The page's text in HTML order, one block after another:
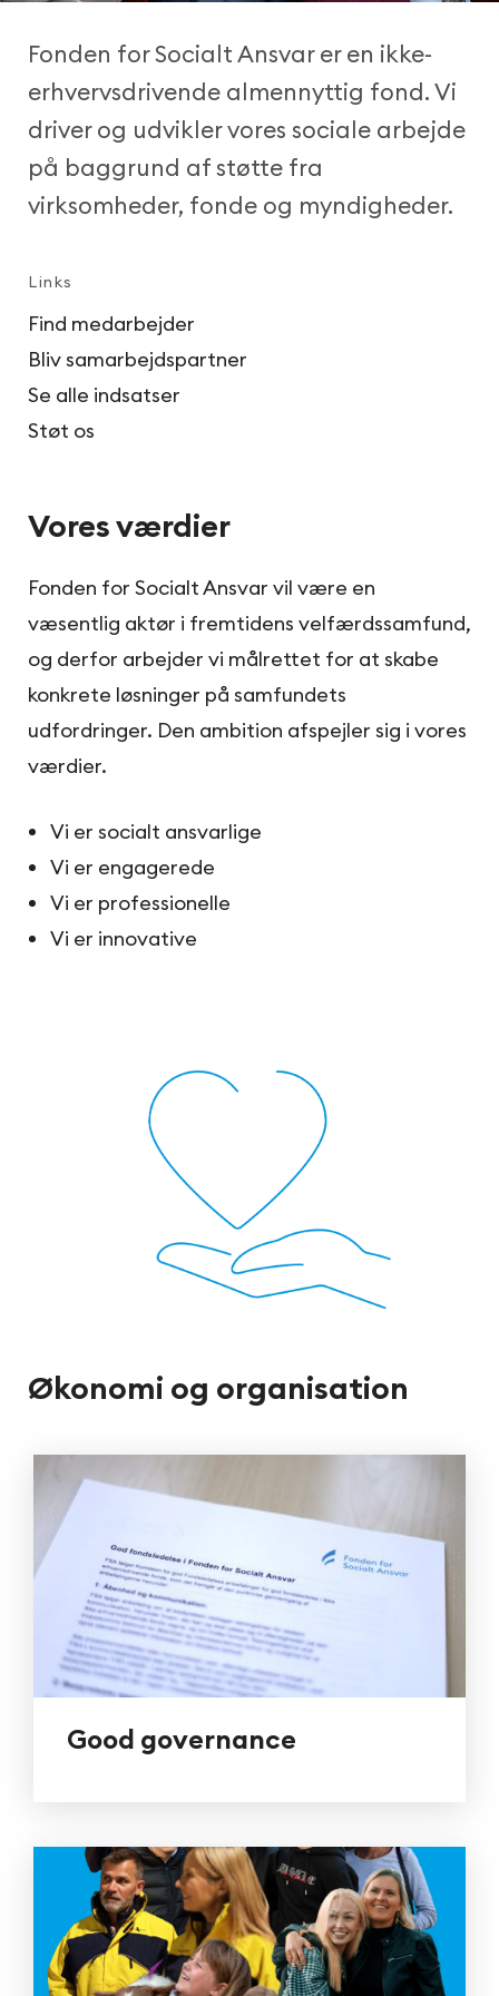
Fonden for Socialt Ansvar er en ikke-
erhvervsdrivende almennyttig fond. Vi
driver og udvikler vores sociale arbejde
på baggrund af støtte fra
virksomheder, fonde og myndigheder.
Links
Find medarbejder
Bliv samarbejdspartner
Se alle indsatser
Støt os
Vores værdier
Fonden for Socialt Ansvar vil være en
væsentlig aktør i fremtidens velfærdssamfund,
og derfor arbejder vi målrettet for at skabe
konkrete løsninger på samfundets
udfordringer. Den ambition afspejler sig i vores
værdier.
Vi er socialt ansvarlige
Vi er engagerede
Vi er professionelle
Vi er innovative
Økonomi og organisation
Good governance